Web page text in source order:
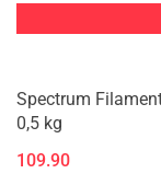
Spectrum
0,5 kg
109.90